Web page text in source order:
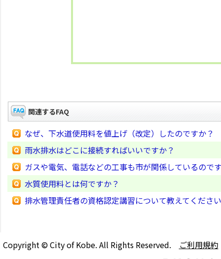
関連するFAQ
なぜ、下水道使用料を値上げ（改定）したのですか？
雨水排水はどこに接続すればいいですか？
ガスや電気、電話などの工事も市が関係しているので
水質使用料とは何ですか？
排水管理責任者の資格認定講習について教えてくださ
Copyright © City of Kobe. All Rights Reserved. ご利用規約